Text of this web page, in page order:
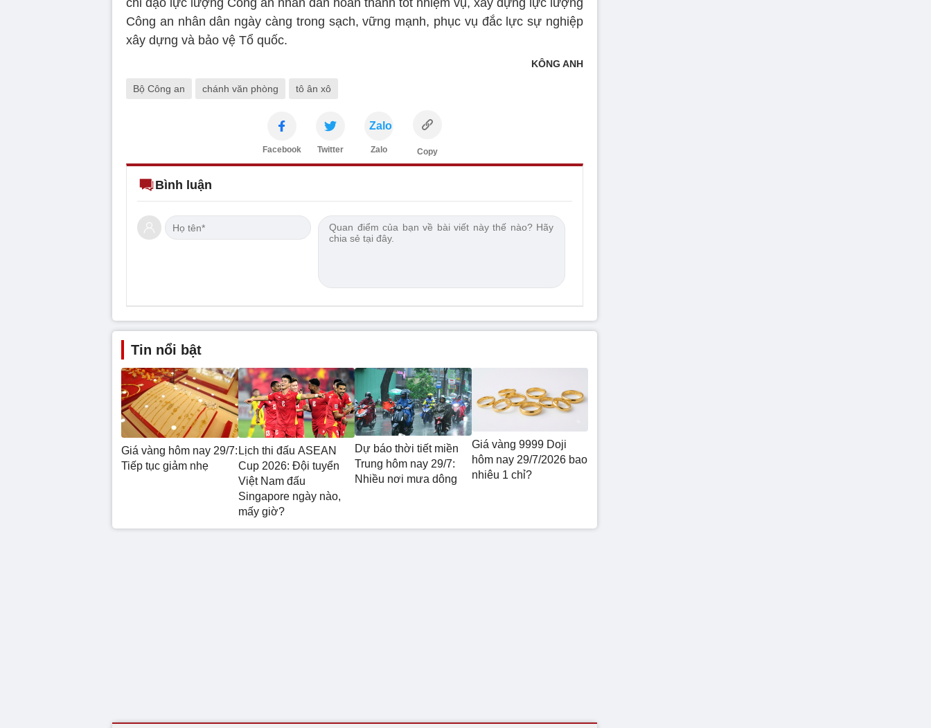
chỉ đạo lực lượng Công an nhân dân hoàn thành tốt nhiệm vụ, xây dựng lực lượng
Công an nhân dân ngày càng trong sạch, vững mạnh, phục vụ đắc lực sự nghiệp
xây dựng và bảo vệ Tổ quốc.
KÔNG ANH
Bộ Công an chánh văn phòng tô ân xô
Facebook Twitter
Zalo
Zalo Copy
Bình luận
Tin nổi bật
Giá vàng hôm nay 29/7:
Tiếp tục giảm nhẹ
Lịch thi đấu ASEAN
Cup 2026: Đội tuyển
Việt Nam đấu
Singapore ngày nào,
mấy giờ?
Dự báo thời tiết miền
Trung hôm nay 29/7:
Nhiều nơi mưa dông
Giá vàng 9999 Doji
hôm nay 29/7/2026 bao
nhiêu 1 chỉ?